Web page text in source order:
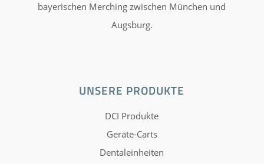
bayerischen Merching zwischen München und
Augsburg.
UNSERE PRODUKTE
DCI Produkte
Geräte-Carts
Dentaleinheiten